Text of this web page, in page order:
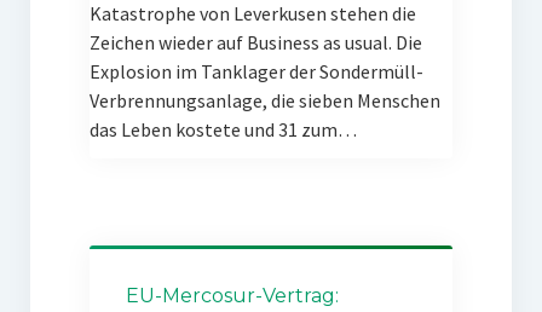
Katastrophe von Leverkusen stehen die
Zeichen wieder auf Business as usual. Die
Explosion im Tanklager der Sondermüll-
Verbrennungsanlage, die sieben Menschen
das Leben kostete und 31 zum…
EU-Mercosur-Vertrag: